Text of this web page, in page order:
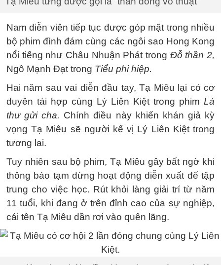
Nam diễn viên tiếp tục được góp mặt trong nhiều
bộ phim đình đám cùng các ngôi sao Hong Kong
nổi tiếng như Châu Nhuận Phát trong Đỗ thần 2,
Ngô Mạnh Đạt trong Tiểu phi hiệp.
Hai năm sau vai diễn đầu tay, Tạ Miêu lại có cơ
duyên tái hợp cùng Lý Liên Kiệt trong phim Lá
thư gửi cha. Chính điều này khiến khán giả kỳ
vọng Tạ Miêu sẽ người kế vị Lý Liên Kiệt trong
tương lai.
Tuy nhiên sau bộ phim, Tạ Miêu gây bất ngờ khi
thông báo tạm dừng hoạt động diễn xuất để tập
trung cho việc học. Rút khỏi làng giải trí từ năm
11 tuổi, khi đang ở trên đỉnh cao của sự nghiệp,
cái tên Tạ Miêu dần rơi vào quên lãng.